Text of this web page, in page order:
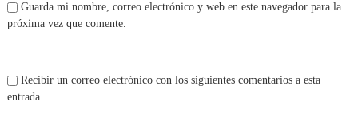
Guarda mi nombre, correo electrónico y web en este navegador para la
próxima vez que comente.
Recibir un correo electrónico con los siguientes comentarios a esta
entrada.